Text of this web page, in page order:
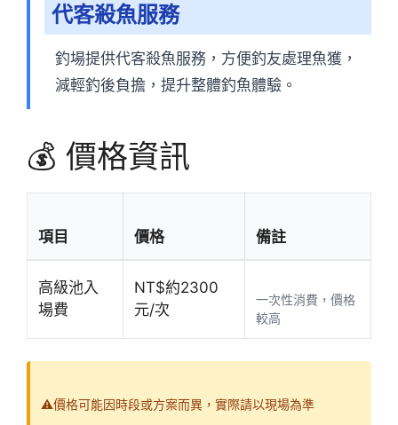
代客殺魚服務
釣場提供代客殺魚服務，方便釣友處理魚獲，
減輕釣後負擔，提升整體釣魚體驗。
💰 價格資訊
項目 價格 備註
高級池入
場費
NT$約2300
元/次
一次性消費，價格
較高
⚠️價格可能因時段或方案而異，實際請以現場為準